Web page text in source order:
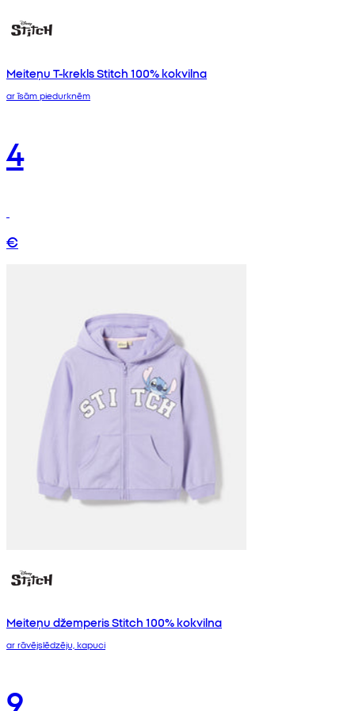
Meiteņu T-krekls Stitch 100% kokvilna
ar īsām piedurknēm
4
€
Meiteņu džemperis Stitch 100% kokvilna
ar rāvējslēdzēju, kapuci
9